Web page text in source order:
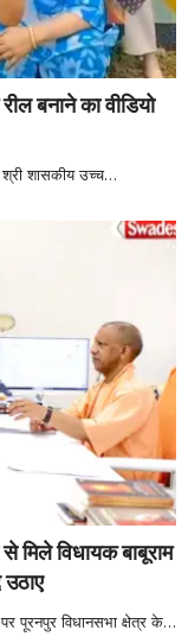
बनाने का वीडियो
शासकीय उच्च…
विधायक बाबूराम
विधानसभा क्षेत्र के…